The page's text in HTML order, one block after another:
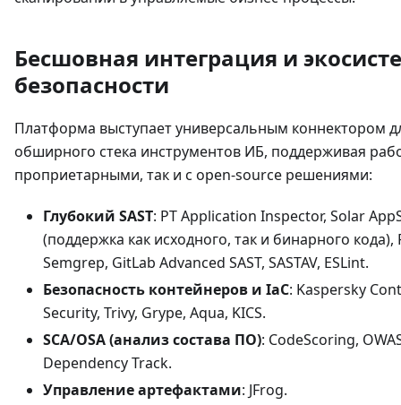
Бесшовная интеграция и
безопасности
Платформа выступает универсальным коннектором
обширного стека инструментов ИБ, поддерживая
проприетарными, так и с open-source решениями:
Глубокий SAST: PT Application Inspector, Solar
(поддержка как исходного, так и бинарного кода),
Semgrep, GitLab Advanced SAST, SASTAV, ESLint.
Безопасность контейнеров и IaC: Kaspersky
Security, Trivy, Grype, Aqua, KICS.
SCA/OSA (анализ состава ПО): CodeScoring,
Dependency Track.
Управление артефактами: JFrog.